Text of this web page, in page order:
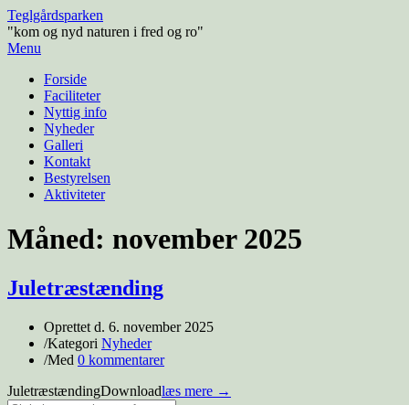
Teglgårdsparken
"kom og nyd naturen i fred og ro"
Menu
Forside
Faciliteter
Nyttig info
Nyheder
Galleri
Kontakt
Bestyrelsen
Aktiviteter
Måned: november 2025
Juletræstænding
Oprettet d. 6. november 2025
/Kategori Nyheder
/Med 0 kommentarer
JuletræstændingDownloadlæs mere →